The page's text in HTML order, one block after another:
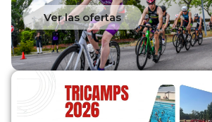
Ver las ofertas